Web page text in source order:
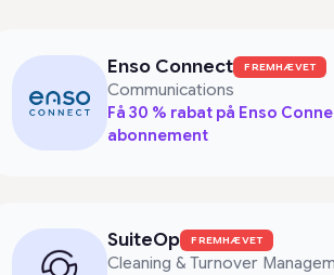
Enso Connect FREMHÆVET
Communications
Få 30 % rabat på Enso
abonnement
SuiteOp FREMHÆVET
Cleaning & Turnover